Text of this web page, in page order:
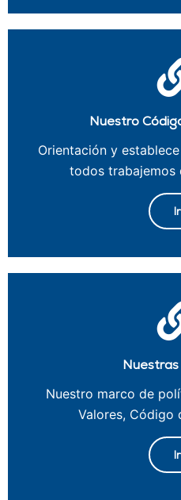
Nuestro
Orientación y
todos trabajemos
Ir
Nuestro marco de
Valores, Código
Ir